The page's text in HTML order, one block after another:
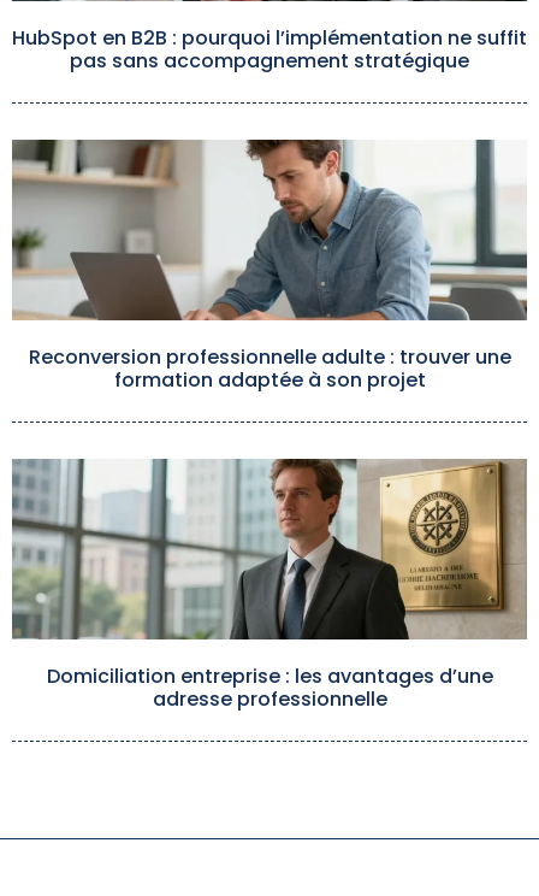
HubSpot en B2B : pourquoi l’implémentation ne suffit
pas sans accompagnement stratégique
Reconversion professionnelle adulte : trouver une
formation adaptée à son projet
Domiciliation entreprise : les avantages d’une
adresse professionnelle